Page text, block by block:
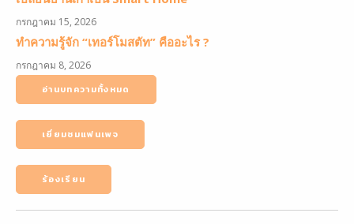
กรกฎาคม 15, 2026
ทำความรู้จัก “เทอร์โมสตัท” คืออะไร ?
กรกฎาคม 8, 2026
อ่านบทความทั้งหมด
เยี่ยมชมแฟนเพจ
ร้องเรียน